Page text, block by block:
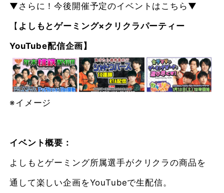
▼さらに！今後開催予定のイベントはこちら▼
【 よしもとゲーミング×クリクラパーティー
YouTube配信企画】
※イメージ
イベント概要 ：
よしもとゲーミング所属選手がクリクラの商品を
通して楽しい企画をYouTubeで生配信。